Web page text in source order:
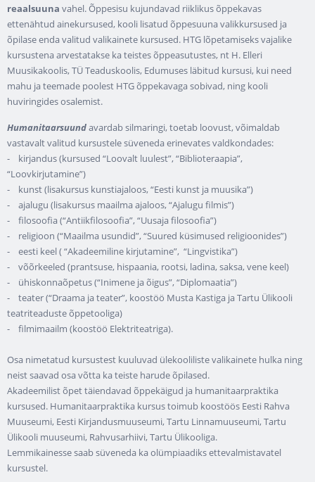
reaalsuuna vahel. Õppesisu kujundavad riiklikus õppekavas
ettenähtud ainekursused, kooli lisatud õppesuuna valikkursused ja
õpilase enda valitud valikainete kursused. HTG lõpetamiseks vajalike
kursustena arvestatakse ka teistes õppeasutustes, nt H. Elleri
Muusikakoolis, TÜ Teaduskoolis, Edumuses läbitud kursusi, kui need
mahu ja teemade poolest HTG õppekavaga sobivad, ning kooli
huviringides osalemist.
Humanitaarsuundavardab silmaringi, toetab loovust, võimaldab
vastavalt valitud kursustele süveneda erinevates valdkondades:
- kirjandus (kursused “Loovalt luulest”, “Biblioteraapia”,
“Loovkirjutamine”)
- kunst (lisakursus kunstiajaloos, “Eesti kunst ja muusika”)
- ajalugu (lisakursus maailma ajaloos, “Ajalugu filmis”)
- filosoofia (“Antiikfilosoofia”, “Uusaja filosoofia”)
- religioon (“Maailma usundid”, “Suured küsimused religioonides”)
- eesti keel ( “Akadeemiline kirjutamine”, “Lingvistika”)
- võõrkeeled (prantsuse, hispaania, rootsi, ladina, saksa, vene keel)
- ühiskonnaõpetus (“Inimene ja õigus”, “Diplomaatia”)
- teater (“Draama ja teater”, koostöö Musta Kastiga ja Tartu Ülikooli
teatriteaduste õppetooliga)
- filmimaailm (koostöö Elektriteatriga).
Osa nimetatud kursustest kuuluvad ülekooliliste valikainete hulka ning
neist saavad osa võtta ka teiste harude õpilased.
Akadeemilist õpet täiendavad õppekäigud ja humanitaarpraktika
kursused. Humanitaarpraktika kursus toimub koostöös Eesti Rahva
Muuseumi, Eesti Kirjandusmuuseumi, Tartu Linnamuuseumi, Tartu
Ülikooli muuseumi, Rahvusarhiivi, Tartu Ülikooliga.
Lemmikainesse saab süveneda ka olümpiaadiks ettevalmistavatel
kursustel.